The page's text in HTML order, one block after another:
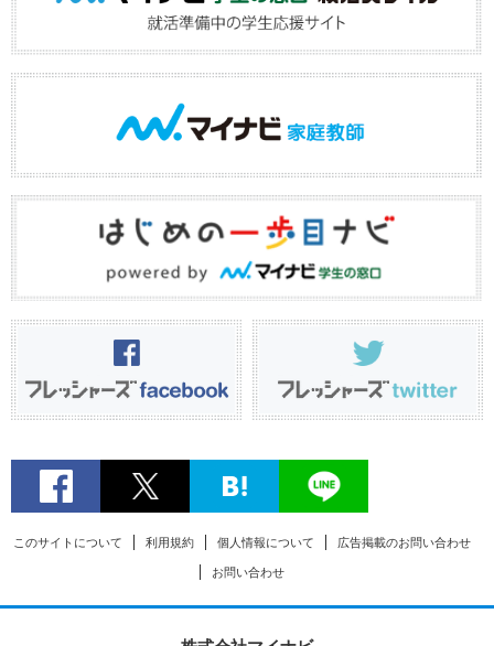
このサイトについて 利用規約 個人情報について 広告掲載のお問い合わせ
お問い合わせ